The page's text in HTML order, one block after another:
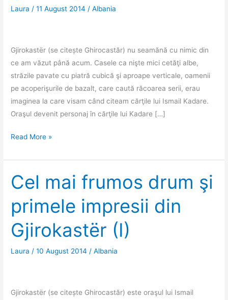
Laura /11 August 2014 /Albania
Gjirokastër (se citește Ghirocastăr) nu seamănă cu nimic din
ce am văzut până acum. Casele ca nişte mici cetăţi albe,
străzile pavate cu piatră cubică şi aproape verticale, oamenii
pe acoperişurile de bazalt, care caută răcoarea serii, erau
imaginea la care visam când citeam cărţile lui Ismail Kadare.
Oraşul devenit personaj în cărţile lui Kadare […]
Gjirokastër
–
oraşul
care
sfidează
legile
gravitaţiei
Read More »
Cel mai frumos drum şi
primele impresii din
Gjirokastër (I)
Laura /10 August 2014 /Albania
Gjirokastër (se citește Ghirocastăr) este oraşul lui Ismail